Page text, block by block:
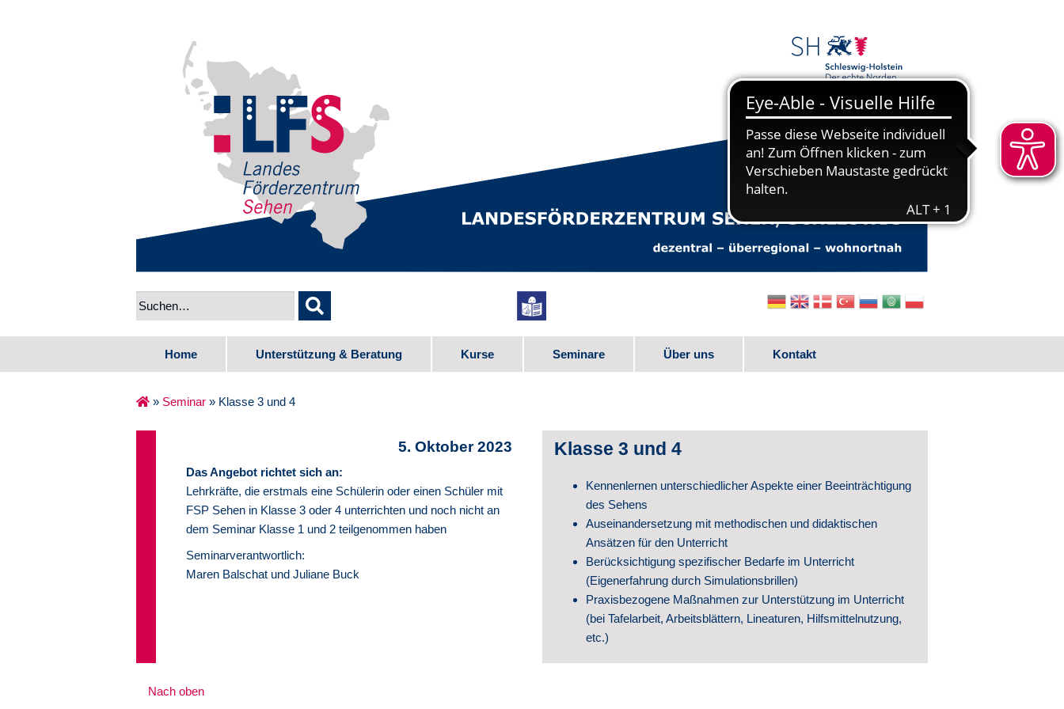
Home Unterstützung & Beratung
Schulalter
Erfahrungsberichte
Kurse Seminare Über uns
Downloads
Partner
Videos
Schul­entwicklung
Kontakt
» Seminar » Klasse 3 und 4
5. Oktober 2023
Das Angebot richtet sich an:
Lehrkräfte, die erstmals eine Schülerin oder einen Schüler mit
FSP Sehen in Klasse 3 oder 4 unterrichten und noch nicht an
dem Seminar Klasse 1 und 2 teilgenommen haben
Seminarverantwortlich:
Maren Balschat und Juliane Buck
Klasse 3 und 4
Kennenlernen unterschiedlicher Aspekte einer Beeinträchtigung
des Sehens
Auseinandersetzung mit methodischen und didaktischen
Ansätzen für den Unterricht
Berücksichtigung spezifischer Bedarfe im Unterricht
(Eigenerfahrung durch Simulationsbrillen)
Praxisbezogene Maßnahmen zur Unterstützung im Unterricht
(bei Tafelarbeit, Arbeitsblättern, Lineaturen, Hilfsmittelnutzung,
etc.)
Nach oben